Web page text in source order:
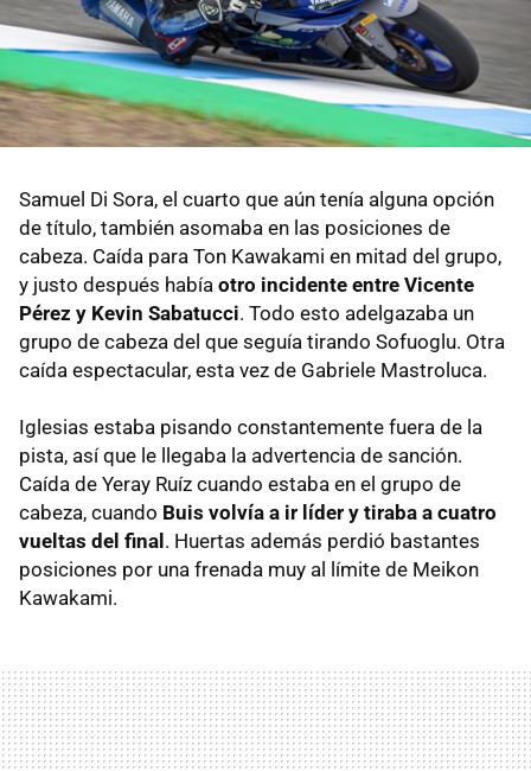
Samuel Di Sora, el cuarto que aún tenía alguna opción
de título, también asomaba en las posiciones de
cabeza. Caída para Ton Kawakami en mitad del grupo,
y justo después había otro incidente entre Vicente
Pérez y Kevin Sabatucci. Todo esto adelgazaba un
grupo de cabeza del que seguía tirando Sofuoglu. Otra
caída espectacular, esta vez de Gabriele Mastroluca.
Iglesias estaba pisando constantemente fuera de la
pista, así que le llegaba la advertencia de sanción.
Caída de Yeray Ruíz cuando estaba en el grupo de
cabeza, cuando Buis volvía a ir líder y tiraba a cuatro
vueltas del final . Huertas además perdió bastantes
posiciones por una frenada muy al límite de Meikon
Kawakami.